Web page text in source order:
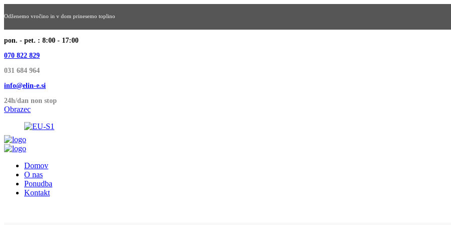
Odženemo vročino in v dom prinesemo toplino
pon. - pet. : 8:00 - 17:00
070 822 829
031 684 964
info@elin-e.si
24h/dan non stop
Obrazec
Domov
O nas
Ponudba
Kontakt